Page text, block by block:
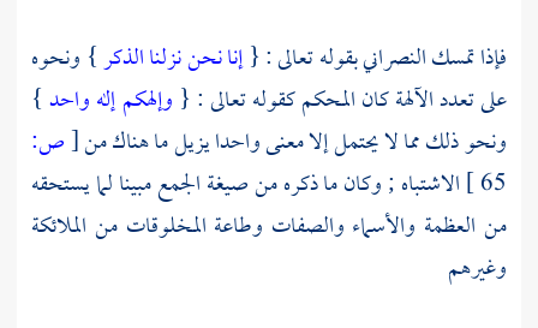
فإذا تمسك النصراني بقوله تعالى : {إنا نحن نزلنا الذكر} ونحوه
على تعدد الآلهة كان المحكم كقوله تعالى : { وإلهكم إله واحد}
ونحو ذلك مما لا يحتمل إلا معنى واحدا يزيل ما هناك من[ص:
65 ] الاشتباه ; وكان ما ذكره من صيغة الجمع مبينا لما يستحقه
من العظمة والأسماء والصفات وطاعة المخلوقات من الملائكة
وغيرهم